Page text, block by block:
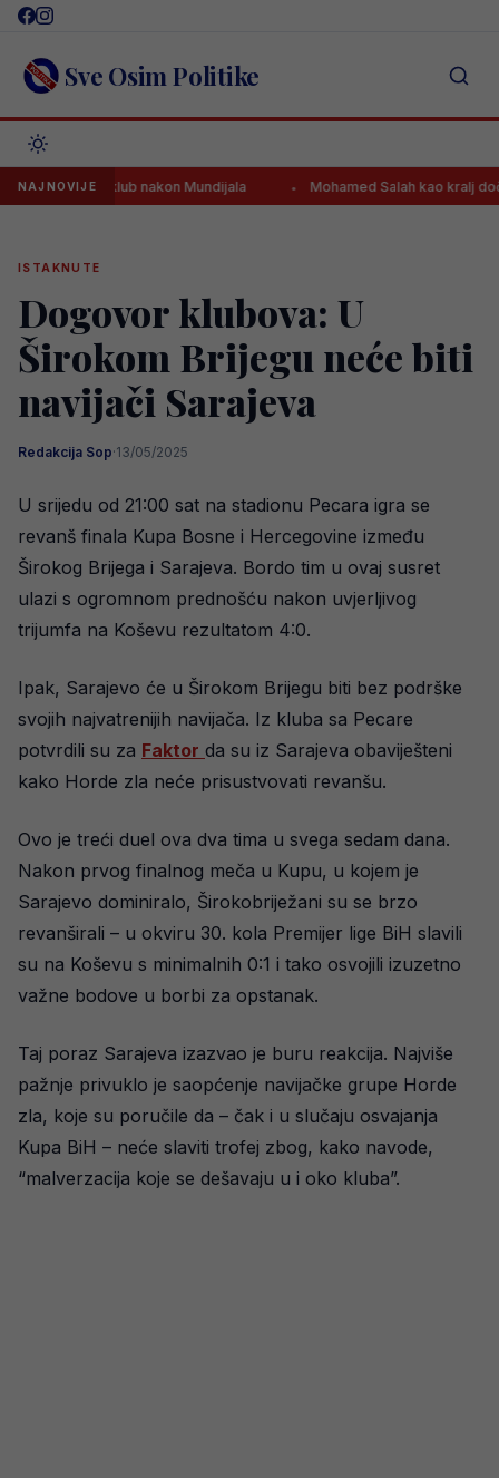
Skip
content Sve Osim Politike
NAJNOVIJE
za klub nakon Mundijala Mohamed Salah kao kralj dočekan u
ISTAKNUTE
Dogovor klubova: U
Širokom Brijegu neće biti
navijači Sarajeva
Redakcija Sop·13/05/2025
U srijedu od 21:00 sat na stadionu Pecara igra se
revanš finala Kupa Bosne i Hercegovine između
Širokog Brijega i Sarajeva. Bordo tim u ovaj susret
ulazi s ogromnom prednošću nakon uvjerljivog
trijumfa na Koševu rezultatom 4:0.
Ipak, Sarajevo će u Širokom Brijegu biti bez podrške
svojih najvatrenijih navijača. Iz kluba sa Pecare
potvrdili su za Faktor da su iz Sarajeva obaviješteni
kako Horde zla neće prisustvovati revanšu.
Ovo je treći duel ova dva tima u svega sedam dana.
Nakon prvog finalnog meča u Kupu, u kojem je
Sarajevo dominiralo, Širokobriježani su se brzo
revanširali – u okviru 30. kola Premijer lige BiH slavili
su na Koševu s minimalnih 0:1 i tako osvojili izuzetno
važne bodove u borbi za opstanak.
Taj poraz Sarajeva izazvao je buru reakcija. Najviše
pažnje privuklo je saopćenje navijačke grupe Horde
zla, koje su poručile da – čak i u slučaju osvajanja
Kupa BiH – neće slaviti trofej zbog, kako navode,
“malverzacija koje se dešavaju u i oko kluba”.